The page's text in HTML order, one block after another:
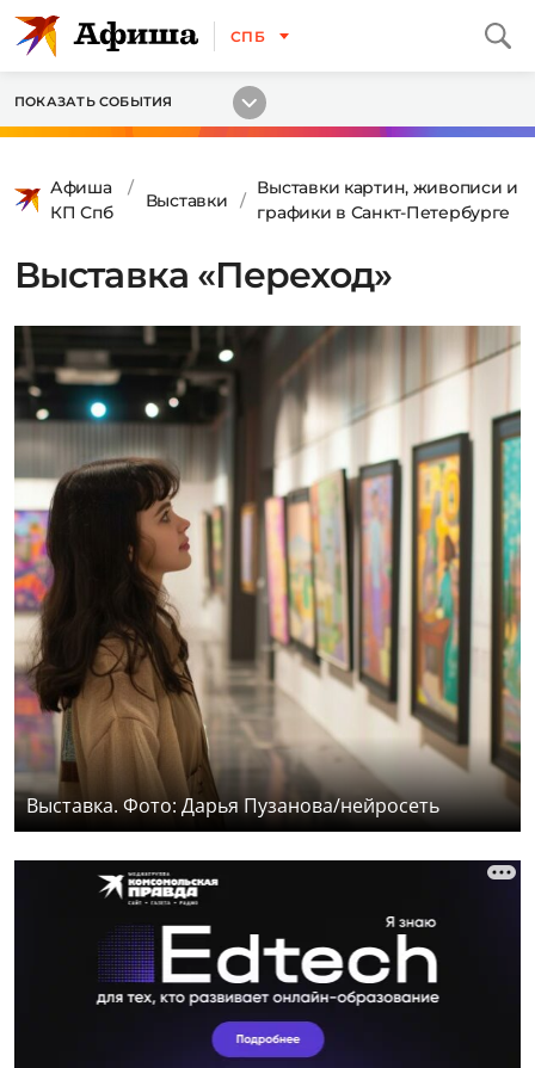
СПБ
ПОКАЗАТЬ СОБЫТИЯ
Афиша
КП Спб
Выставки
Выставки картин, живописи и
графики в Санкт-Петербурге
Выставка «Переход»
Выставка. Фото: Дарья Пузанова/нейросеть